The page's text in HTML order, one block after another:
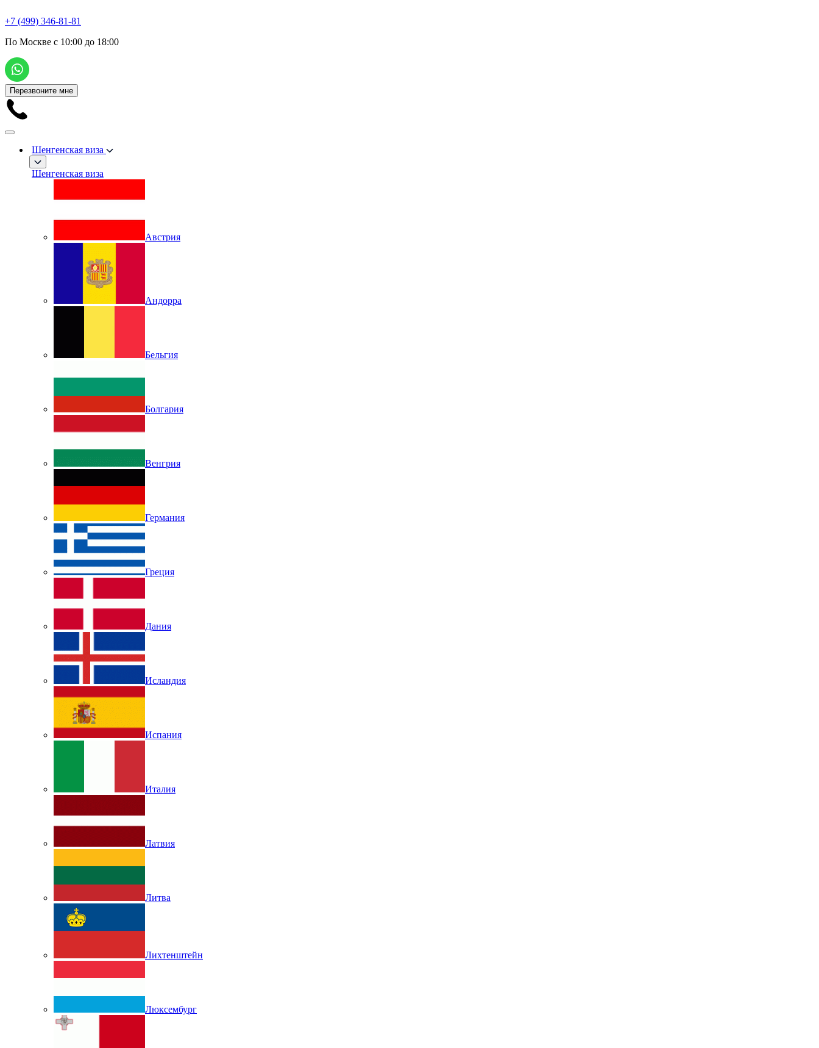
+7 (499) 346-81-81
По Москве с 10:00 до 18:00
Перезвоните мне
Шенгенская виза
Шенгенская виза
Австрия
Андорра
Бельгия
Болгария
Венгрия
Германия
Греция
Дания
Исландия
Испания
Италия
Латвия
Литва
Лихтенштейн
Люксембург